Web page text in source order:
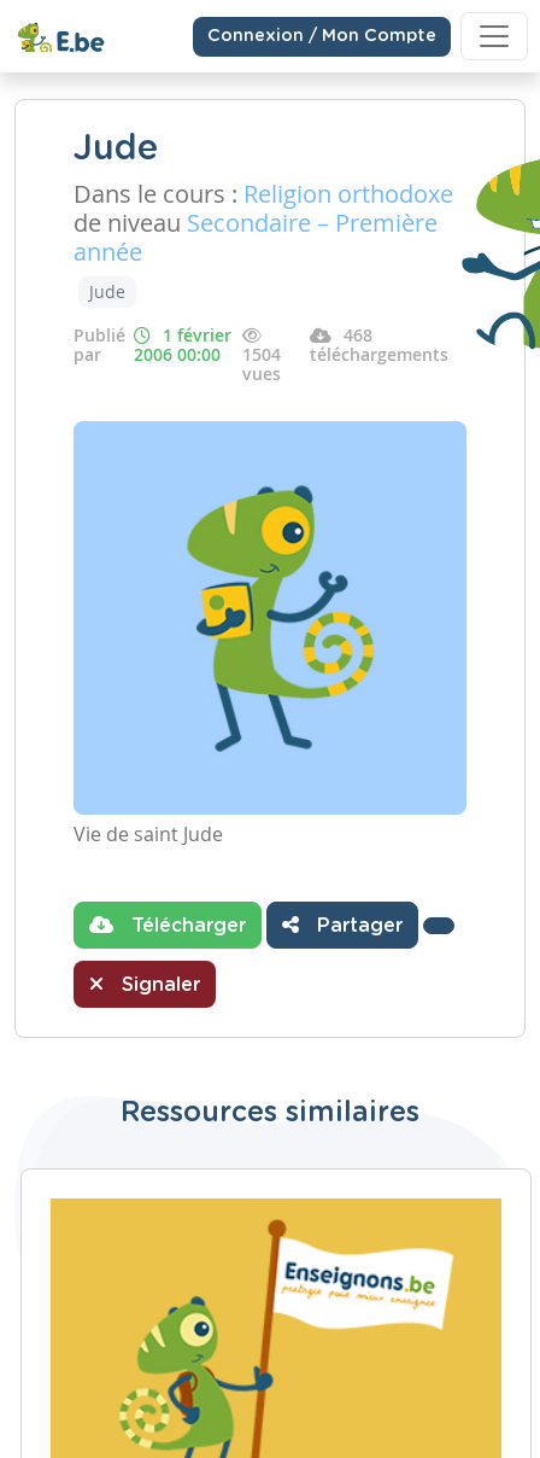
Connexion / Mon Compte
Jude
Dans le cours : Religion orthodoxe
de niveau Secondaire – Première
année
Jude
Publié
par
1 février
2006 00:00
1504
vues
468
téléchargements
Vie de saint Jude
Télécharger Partager
Signaler
Ressources similaires